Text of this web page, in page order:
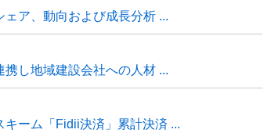
ア、動向および成長分析 ...
し地域建設会社への人材 ...
ーム「Fidii決済」累計決済 ...